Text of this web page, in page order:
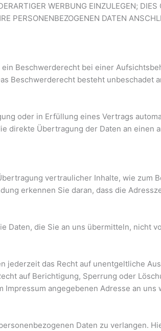
WERBUNG EINZULEGEN;
PERSONENBEZOGENEN DATEN
Beschwerderecht bei einer
Beschwerderecht besteht
oder in Erfüllung eines Vertrags
direkte Übertragung der Daten an
vertraulicher Inhalte, wie zum
erkennen Sie daran, dass die
Daten, die Sie an uns übermitteln, nicht
jederzeit das Recht auf unentgeltliche
auf Berichtigung, Sperrung oder
angegebenen Adresse an uns
Daten zu verlangen.